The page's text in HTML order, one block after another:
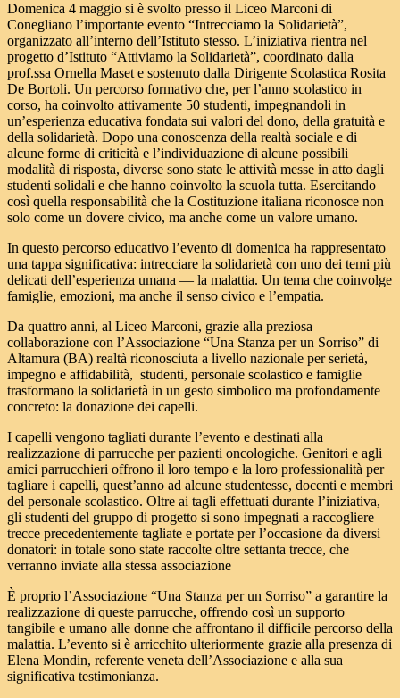
Domenica 4 maggio si è svolto presso il Liceo Marconi di
Conegliano l’importante evento “Intrecciamo la Solidarietà”,
organizzato all’interno dell’Istituto stesso. L’iniziativa rientra nel
progetto d’Istituto “Attiviamo la Solidarietà”, coordinato dalla
prof.ssa Ornella Maset e sostenuto dalla Dirigente Scolastica Rosita
De Bortoli. Un percorso formativo che, per l’anno scolastico in
corso, ha coinvolto attivamente 50 studenti, impegnandoli in
un’esperienza educativa fondata sui valori del dono, della gratuità e
della solidarietà. Dopo una conoscenza della realtà sociale e di
alcune forme di criticità e l’individuazione di alcune possibili
modalità di risposta, diverse sono state le attività messe in atto dagli
studenti solidali e che hanno coinvolto la scuola tutta. Esercitando
così quella responsabilità che la Costituzione italiana riconosce non
solo come un dovere civico, ma anche come un valore umano.
In questo percorso educativo l’evento di domenica ha rappresentato
una tappa significativa: intrecciare la solidarietà con uno dei temi più
delicati dell’esperienza umana — la malattia. Un tema che coinvolge
famiglie, emozioni, ma anche il senso civico e l’empatia.
Da quattro anni, al Liceo Marconi, grazie alla preziosa
collaborazione con l’Associazione “Una Stanza per un Sorriso” di
Altamura (BA) realtà riconosciuta a livello nazionale per serietà,
impegno e affidabilità, studenti, personale scolastico e famiglie
trasformano la solidarietà in un gesto simbolico ma profondamente
concreto: la donazione dei capelli.
I capelli vengono tagliati durante l’evento e destinati alla
realizzazione di parrucche per pazienti oncologiche. Genitori e agli
amici parrucchieri offrono il loro tempo e la loro professionalità per
tagliare i capelli, quest’anno ad alcune studentesse, docenti e membri
del personale scolastico. Oltre ai tagli effettuati durante l’iniziativa,
gli studenti del gruppo di progetto si sono impegnati a raccogliere
trecce precedentemente tagliate e portate per l’occasione da diversi
donatori: in totale sono state raccolte oltre settanta trecce, che
verranno inviate alla stessa associazione
È proprio l’Associazione “Una Stanza per un Sorriso” a garantire la
realizzazione di queste parrucche, offrendo così un supporto
tangibile e umano alle donne che affrontano il difficile percorso della
malattia. L’evento si è arricchito ulteriormente grazie alla presenza di
Elena Mondin, referente veneta dell’Associazione e alla sua
significativa testimonianza.